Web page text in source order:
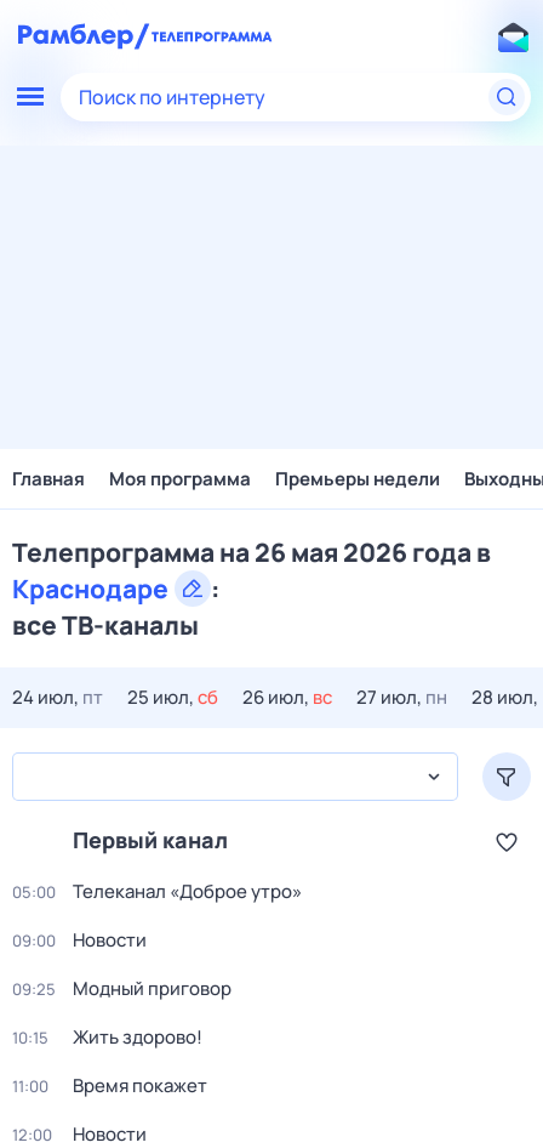
Поиск по интернету
Главная Моя программа Премьеры недели
Телепрограмма на 26 мая 2026 года в
Краснодаре
:
все ТВ-каналы
24 июл, пт 25 июл,сб 26 июл, вс 27 июл, пн 28 июл,
Первый канал
05:00 Телеканал «Доброе утро»
09:00 Новости
09:25 Модный приговор
10:15 Жить здорово!
11:00 Время покажет
12:00 Новости